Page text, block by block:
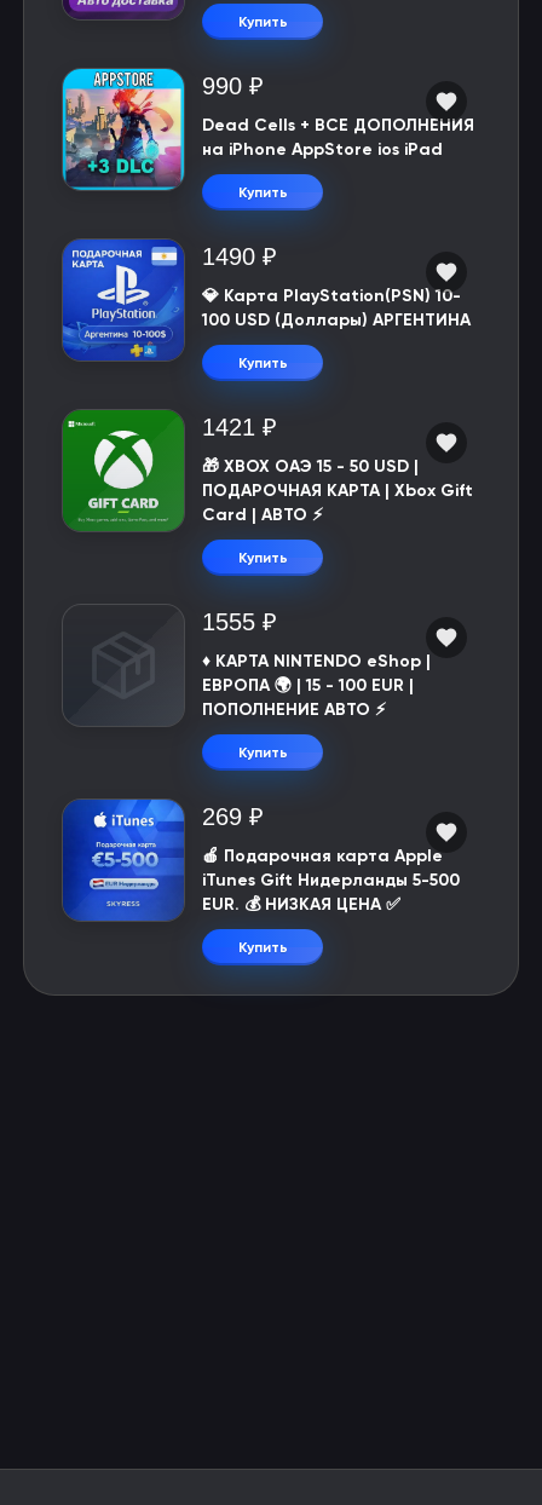
Купить
990 ₽
Dead Cells + ВСЕ ДОПОЛНЕНИЯ
на iPhone AppStore ios iPad
Купить
1490 ₽
💎 Карта PlayStation(PSN) 10-
100 USD (Доллары) АРГЕНТИНА
Купить
1421 ₽
🎁 XBOX ОАЭ 15 - 50 USD |
ПОДАРОЧНАЯ КАРТА | Xbox Gift
Card | АВТО ⚡
Купить
1555 ₽
♦️ КАРТА NINTENDO eShop |
ЕВРОПА 🌍 | 15 - 100 EUR |
ПОПОЛНЕНИЕ АВТО ⚡
Купить
269 ₽
🍎 Подарочная карта Apple
iTunes Gift Нидерланды 5-500
EUR. 💰 НИЗКАЯ ЦЕНА ✅
Купить